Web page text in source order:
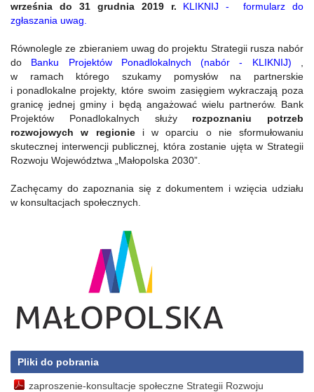
września do 31 grudnia 2019 r. KLIKNIJ -
formularz do
zgłaszania uwag.
Równolegle ze zbieraniem uwag do projektu Strategii rusza nabór
do Banku Projektów Ponadlokalnych (nabór - KLIKNIJ)
w ramach którego szukamy pomysłów na partnerskie
i ponadlokalne projekty, które swoim zasięgiem wykraczają poza
granicę jednej gminy i będą angażować wielu partnerów. Bank
Projektów Ponadlokalnych służy rozpoznaniu potrzeb
rozwojowych w regioniei w oparciu o nie sformułowaniu
skutecznej interwencji publicznej, która zostanie ujęta w Strategii
Rozwoju Województwa „Małopolska 2030”.
Zachęcamy do zapoznania się z dokumentem i wzięcia udziału
w konsultacjach społecznych.
Pliki do pobrania
zaproszenie-konsultacje społeczne Strategii Rozwoju